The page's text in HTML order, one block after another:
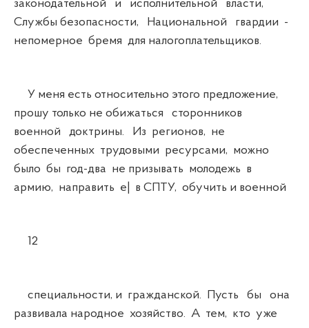
законодательной и исполнительной власти,
Службы безопасности, Национальной гвардии -
непомерное бремя для налогоплательщиков.
У меня есть относительно этого предложение,
прошу только не обижаться сторонников
военной доктрины. Из регионов, не
обеспеченных трудовыми ресурсами, можно
было бы год-два не призывать молодежь в
армию, направить е| в СПТУ, обучить и военной
12
специальности, и гражданской. Пусть бы она
развивала народное хозяйство. А тем, кто уже